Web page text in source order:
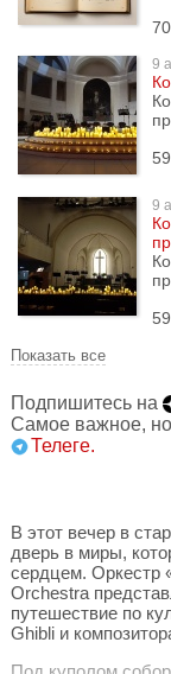
9
9
Показать все
Подпишитесь на
Самое важное,
Телеге.
В этот вечер в
дверь в миры,
сердцем. Оркестр
Orchestra
путешествие по
Ghibli и